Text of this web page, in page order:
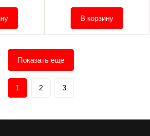
В корзину
Показать еще
1 2 3